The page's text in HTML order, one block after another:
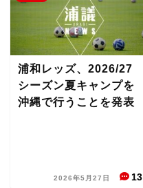
浦和レッズ、2026/27
シーズン夏キャンプを
沖縄で行うことを発表
2026年5月27日 13